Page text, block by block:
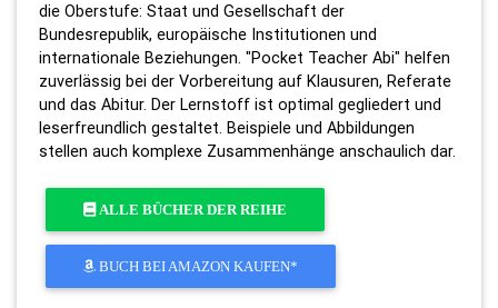
die Oberstufe: Staat und Gesellschaft der
Bundesrepublik, europäische Institutionen und
internationale Beziehungen. "Pocket Teacher Abi" helfen
zuverlässig bei der Vorbereitung auf Klausuren, Referate
und das Abitur. Der Lernstoff ist optimal gegliedert und
leserfreundlich gestaltet. Beispiele und Abbildungen
stellen auch komplexe Zusammenhänge anschaulich dar.
ALLE BÜCHER DER REIHE
BUCH BEI AMAZON KAUFEN*